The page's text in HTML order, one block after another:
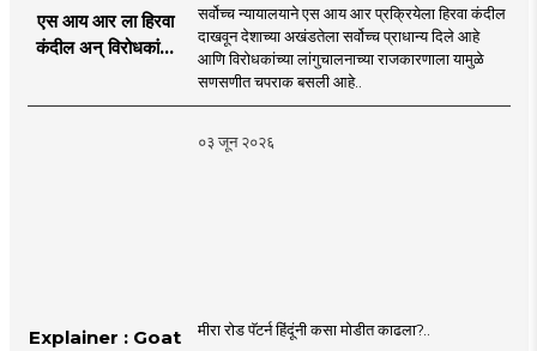
एस आय आर ला हिरवा
कंदील अन् विरोधकांना
सर्वोच्च न्यायालयाने एस आय आर प्रक्रियेला हिरवा कंदील
दाखवून देशाच्या अखंडतेला सर्वोच्च प्राधान्य दिले आहे
आणि विरोधकांच्या लांगुचालनाच्या राजकारणाला यामुळे
सणसणीत चपराक बसली आहे..
०३ जून २०२६
Explainer : Goat
मीरा रोड पॅटर्न हिंदूंनी कसा मोडीत काढला?..